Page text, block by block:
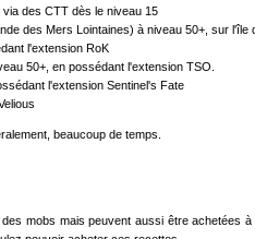
des CTT dès le niveau 15
des Mers Lointaines) à niveau 50+, sur l'île
l'extension RoK
50+, en possédant l'extension TSO.
l'extension Sentinel's Fate
beaucoup de temps.
mobs mais peuvent aussi être